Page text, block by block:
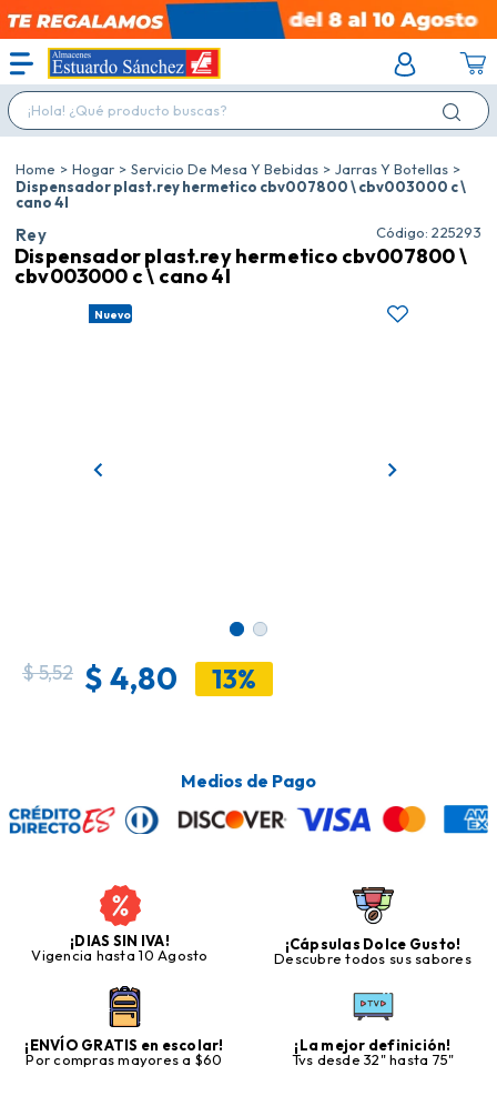
¡Hola! ¿Qué producto buscas?
Hogar Servicio De Mesa Y Bebidas
Jarras Y Botellas
Dispensador plast.rey hermetico cbv007800 \ cbv003000 c \
cano 4l
Rey : 225293
Dispensador plast.rey hermetico cbv007800 \
cbv003000 c \ cano 4l
Nuevo
$5,52 $4,80 13%
Medios de Pago
¡DIAS SIN IVA!
Vigencia hasta 10 Agosto
¡Cápsulas Dolce Gusto!
Descubre todos sus sabores
¡ENVÍO GRATIS en escolar!
Por compras mayores a $60
¡La mejor definición!
Tvs desde 32" hasta 75"